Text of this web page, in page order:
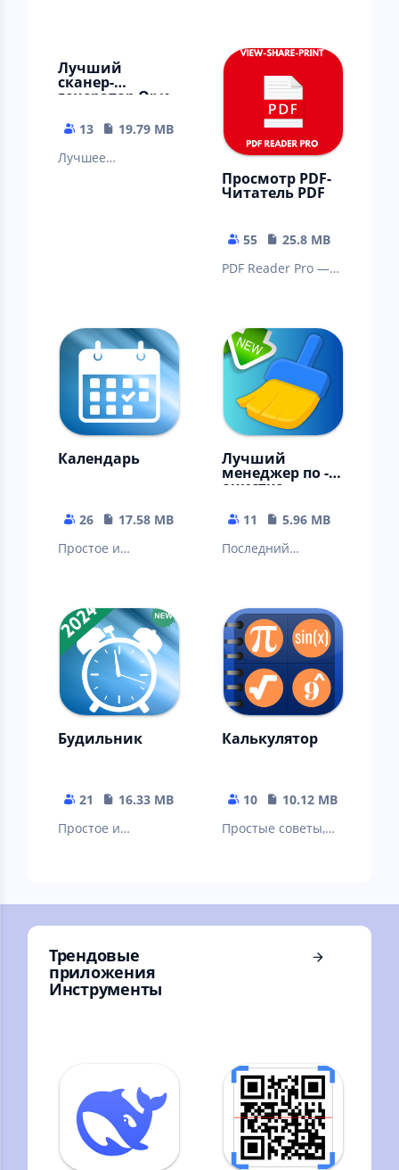
Лучший
сканер-
генератор Qr и
13
19.79 MB
Лучшее
Просмотр PDF-
Читатель PDF
55
25.8 MB
PDF Reader Pro —
программа для
чтения PDF-
файлов
Календарь
26
17.58 MB
Простое и
календарь
Лучший
менеджер по -
очистке
11
5.96 MB
Последний
вам когда-либо
понадобится!
Будильник
21
16.33 MB
Простое и
Калькулятор
10
10.12 MB
Простые советы,
Трендовые
приложения
Инструменты